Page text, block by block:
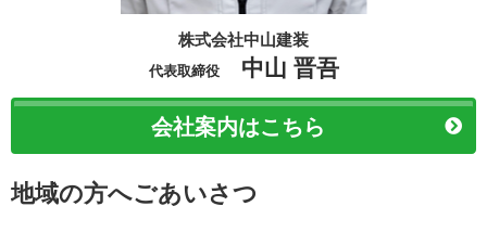
株式会社中山建装
代表取締役 中山 晋吾
会社案内はこちら
地域の方へごあいさつ